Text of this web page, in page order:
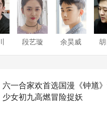
段艺璇 余昊威
六一合家欢首选国漫《钟馗
少女初九高燃冒险捉妖